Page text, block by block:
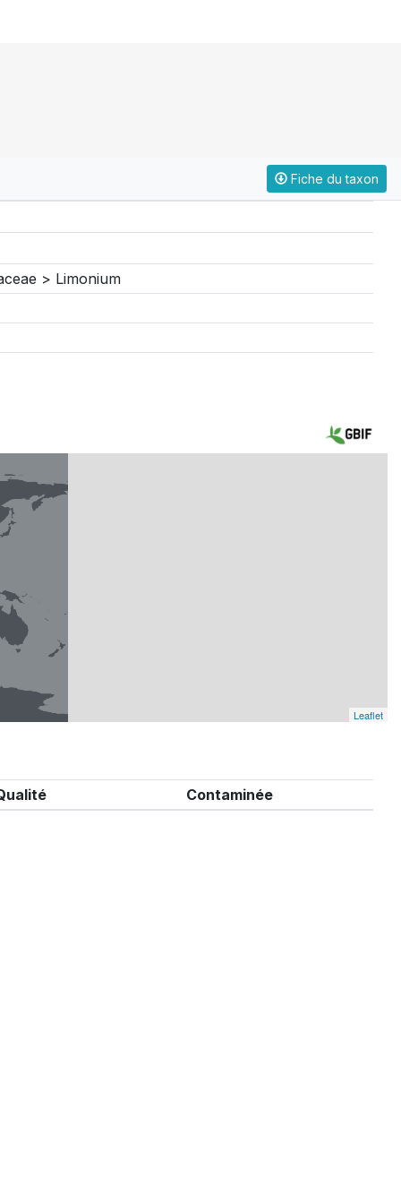
Fiche du taxon
> Limonium
Leaflet
Contaminée